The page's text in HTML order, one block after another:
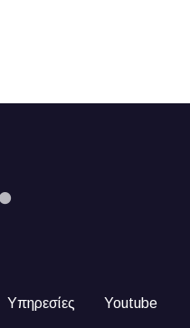
Υπηρεσίες Youtube